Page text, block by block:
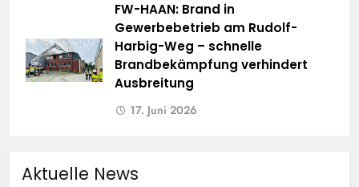
FW-HAAN: Brand in
Gewerbebetrieb am Rudolf-
Harbig-Weg – schnelle
Brandbekämpfung verhindert
Ausbreitung
17. Juni 2026
Aktuelle News